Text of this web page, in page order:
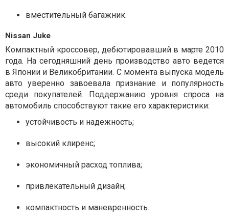
вместительный багажник.
Nissan Juke
Компактный кроссовер, дебютировавший в марте 2010
года. На сегодняшний день производство авто ведется
в Японии и Великобритании. С момента выпуска модель
авто уверенно завоевала признание и популярность
среди покупателей. Поддержанию уровня спроса на
автомобиль способствуют такие его характеристики:
устойчивость и надежность;
высокий клиренс;
экономичный расход топлива;
привлекательный дизайн;
компактность и маневренность.